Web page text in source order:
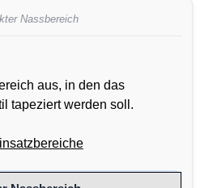
Nassbereich
aus, in den das
tapeziert werden soll.